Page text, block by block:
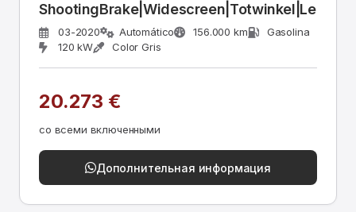
ShootingBrake|Widescreen|Totwinkel|Leder
03-2020 Automático 156.000 km
Gasolina
120 kW
Color Gris
20.273 €
со всеми включенными
Дополнительная информация